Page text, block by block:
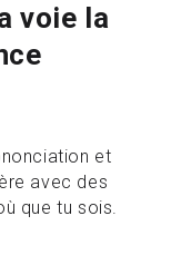
voie la
et
avec des
que tu sois.